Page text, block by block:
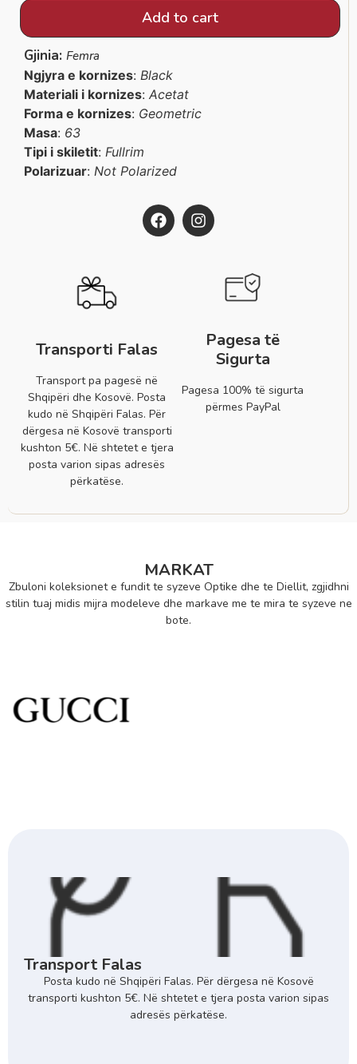
Add to cart
Gjinia: Femra
Ngjyra e kornizes: Black
Materiali i kornizes: Acetat
Forma e kornizes: Geometric
Masa: 63
Tipi i skiletit: Fullrim
Polarizuar: Not Polarized
Transporti Falas
Transport pa pagesë në
Shqipëri dhe Kosovë. Posta
kudo në Shqipëri Falas. Për
dërgesa në Kosovë transporti
kushton 5€. Në shtetet e tjera
posta varion sipas adresës
përkatëse.
Pagesa të
Sigurta
Pagesa 100% të sigurta
përmes PayPal
MARKAT
Zbuloni koleksionet e fundit te syzeve Optike dhe te Diellit, zgjidhni
stilin tuaj midis mijra modeleve dhe markave me te mira te syzeve ne
bote.
Transport Falas
Posta kudo në Shqipëri Falas. Për dërgesa në Kosovë
transporti kushton 5€. Në shtetet e tjera posta varion sipas
adresës përkatëse.